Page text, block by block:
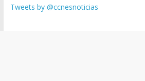
Tweets by @ccnesnoticias